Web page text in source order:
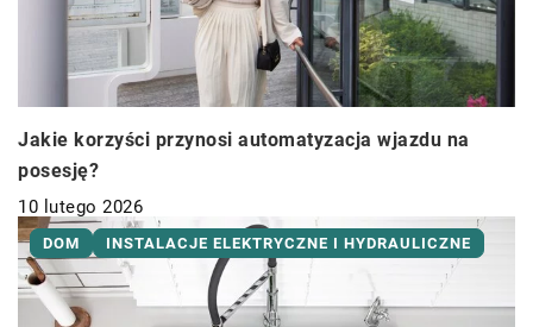
Jakie korzyści przynosi automatyzacja wjazdu na
posesję?
10 lutego 2026
DOM INSTALACJE ELEKTRYCZNE I HYDRAULICZNE